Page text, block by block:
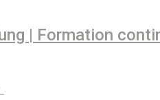
| Formation